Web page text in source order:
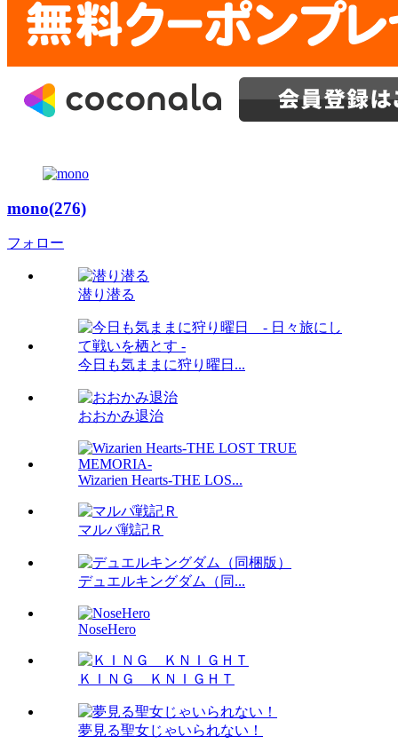
mono(276)
フォロー
潜り潜る
今日も気ままに狩り曜日...
おおかみ退治
Wizarien Hearts-THE LOS...
マルパ戦記Ｒ
デュエルキングダム（同...
NoseHero
ＫＩＮＧ ＫＮＩＧＨＴ
夢見る聖女じゃいられない！